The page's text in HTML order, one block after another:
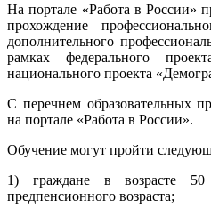
На портале «Работа в России»
прохождение
дополнительного
рамках федерального
национального проекта
С перечнем образовательных
на портале «Работа в России».
Обучение могут пройти
1) граждане в возрасте
предпенсионного возраста;